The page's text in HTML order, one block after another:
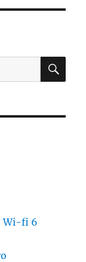
Wi-fi 6